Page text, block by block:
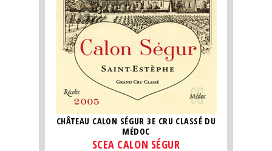
CHÂTEAU CALON SÉGUR 3E CRU CLASSÉ DU
MÉDOC
SCEA CALON SÉGUR